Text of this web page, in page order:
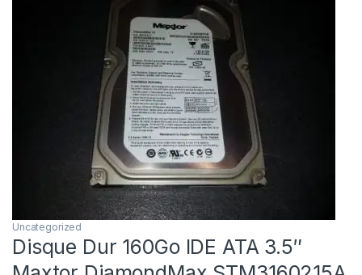
Uncategorized
Disque Dur 160Go IDE ATA 3.5″